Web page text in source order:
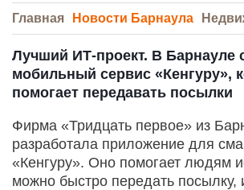
Главная Новости Барнаула
Лучший ИТ-проект. В Барнауле
мобильный сервис «Кенгуру»,
помогает передавать посылки
Фирма «Тридцать первое» из
разработала приложение для
«Кенгуру». Оно помогает людям
можно быстро передать посылку,